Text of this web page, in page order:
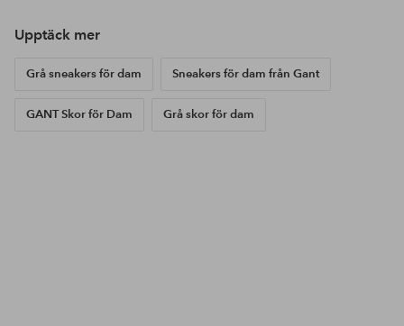
Upptäck mer
Grå sneakers för dam Sneakers för dam från Gant
GANT Skor för Dam Grå skor för dam